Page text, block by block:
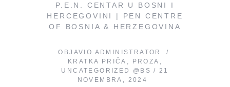
P.E.N. CENTAR U BOSNI I
HERCEGOVINI | PEN CENTRE
OF BOSNIA & HERZEGOVINA
OBJAVIO ADMINISTRATOR
KRATKA PRIČA , PROZA ,
UNCATEGORIZED @BS
21
NOVEMBRA, 2024